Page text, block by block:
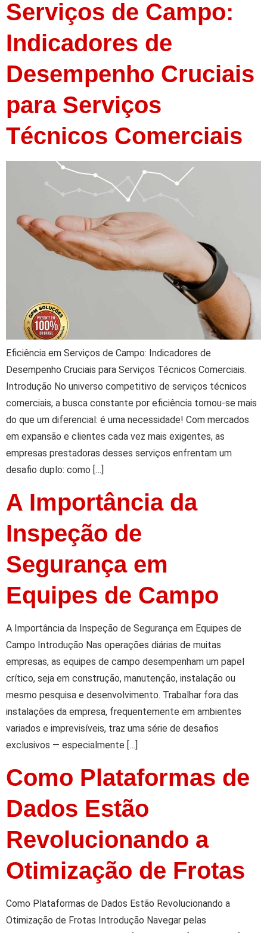
Serviços de Campo:
Indicadores de
Desempenho Cruciais
para Serviços
Técnicos Comerciais
Eficiência em Serviços de Campo: Indicadores de
Desempenho Cruciais para Serviços Técnicos Comerciais.
Introdução No universo competitivo de serviços técnicos
comerciais, a busca constante por eficiência tornou-se mais
do que um diferencial: é uma necessidade! Com mercados
em expansão e clientes cada vez mais exigentes, as
empresas prestadoras desses serviços enfrentam um
desafio duplo: como […]
A Importância da
Inspeção de
Segurança em
Equipes de Campo
A Importância da Inspeção de Segurança em Equipes de
Campo Introdução Nas operações diárias de muitas
empresas, as equipes de campo desempenham um papel
crítico, seja em construção, manutenção, instalação ou
mesmo pesquisa e desenvolvimento. Trabalhar fora das
instalações da empresa, frequentemente em ambientes
variados e imprevisíveis, traz uma série de desafios
exclusivos — especialmente […]
Como Plataformas de
Dados Estão
Revolucionando a
Otimização de Frotas
Como Plataformas de Dados Estão Revolucionando a
Otimização de Frotas Introdução Navegar pelas